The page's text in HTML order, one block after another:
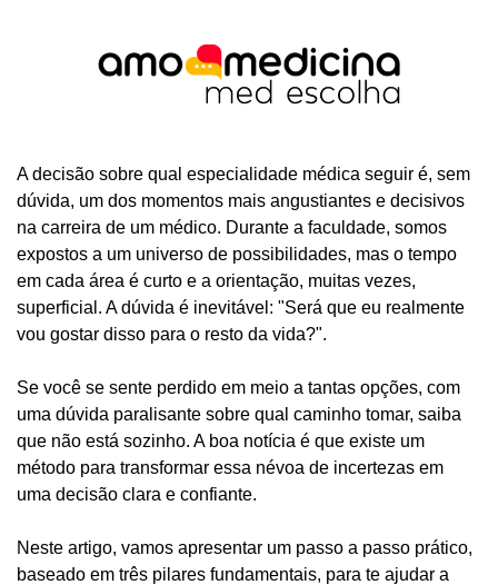
A decisão sobre qual especialidade médica seguir é, sem
dúvida, um dos momentos mais angustiantes e decisivos
na carreira de um médico. Durante a faculdade, somos
expostos a um universo de possibilidades, mas o tempo
em cada área é curto e a orientação, muitas vezes,
superficial. A dúvida é inevitável: "Será que eu realmente
vou gostar disso para o resto da vida?".
Se você se sente perdido em meio a tantas opções, com
uma dúvida paralisante sobre qual caminho tomar, saiba
que não está sozinho. A boa notícia é que existe um
método para transformar essa névoa de incertezas em
uma decisão clara e confiante.
Neste artigo, vamos apresentar um passo a passo prático,
baseado em três pilares fundamentais, para te ajudar a